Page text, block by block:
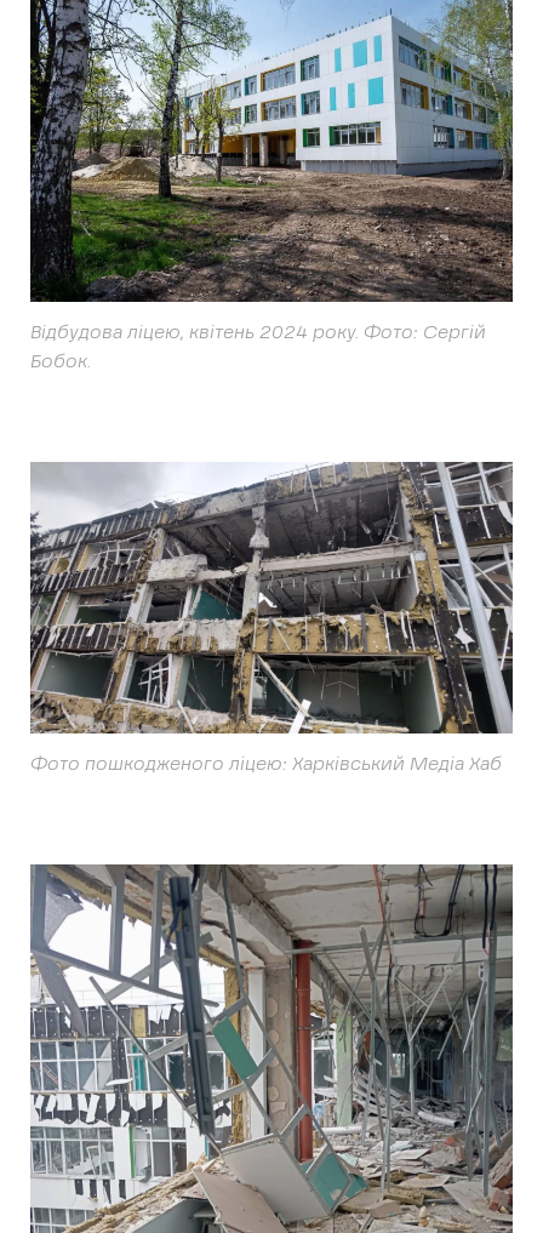
Відбудова ліцею, квітень 2024 року. Фото: Сергій
Бобок.
Фото пошкодженого ліцею: Харківський Медіа Хаб